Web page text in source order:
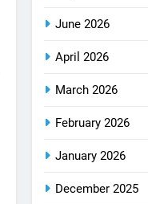
June 2026
April 2026
March 2026
February 2026
January 2026
December 2025